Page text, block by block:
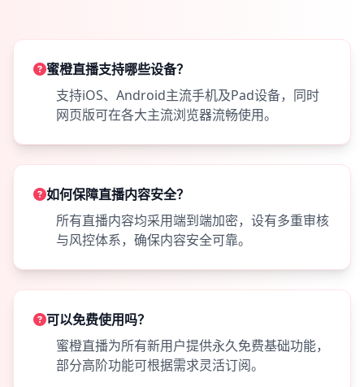
蜜橙直播支持哪些设备？
支持iOS、Android主流手机及Pad设备，同时
网页版可在各大主流浏览器流畅使用。
如何保障直播内容安全？
所有直播内容均采用端到端加密，设有多重审核
与风控体系，确保内容安全可靠。
可以免费使用吗？
蜜橙直播为所有新用户提供永久免费基础功能，
部分高阶功能可根据需求灵活订阅。